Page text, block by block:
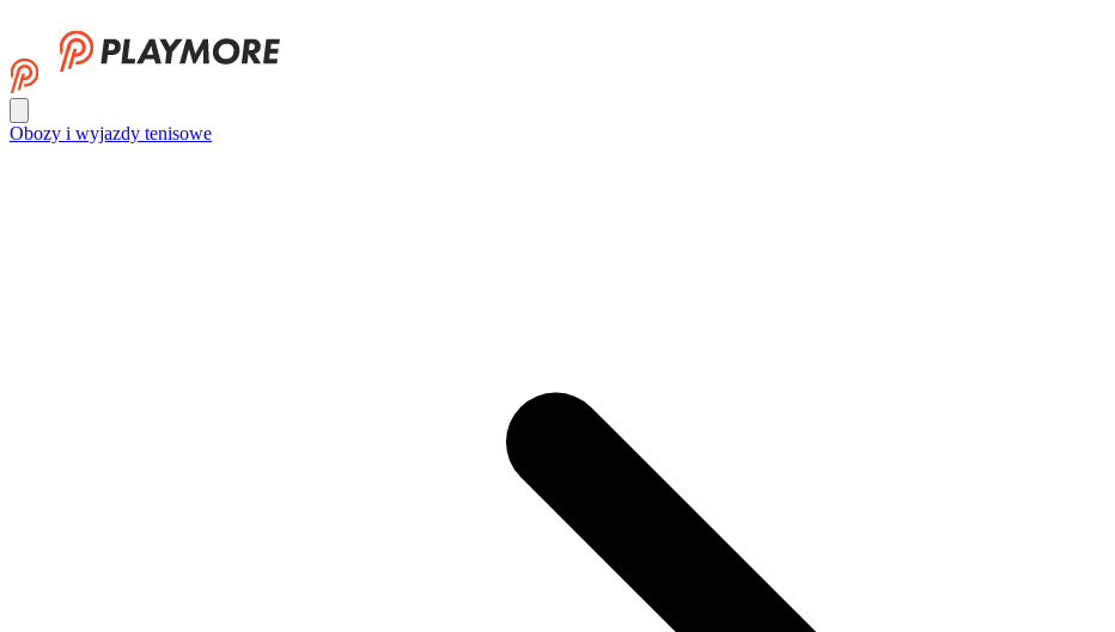
Obozy i wyjazdy tenisowe